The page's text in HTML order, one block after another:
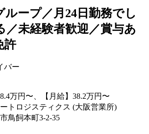
ループ／月24日勤務でし
／未経験者歓迎／賞与あ
許
バー
万円〜、【月給】38.2万円〜
トロジスティクス (大阪営業所)
鳥飼本町3-2-35